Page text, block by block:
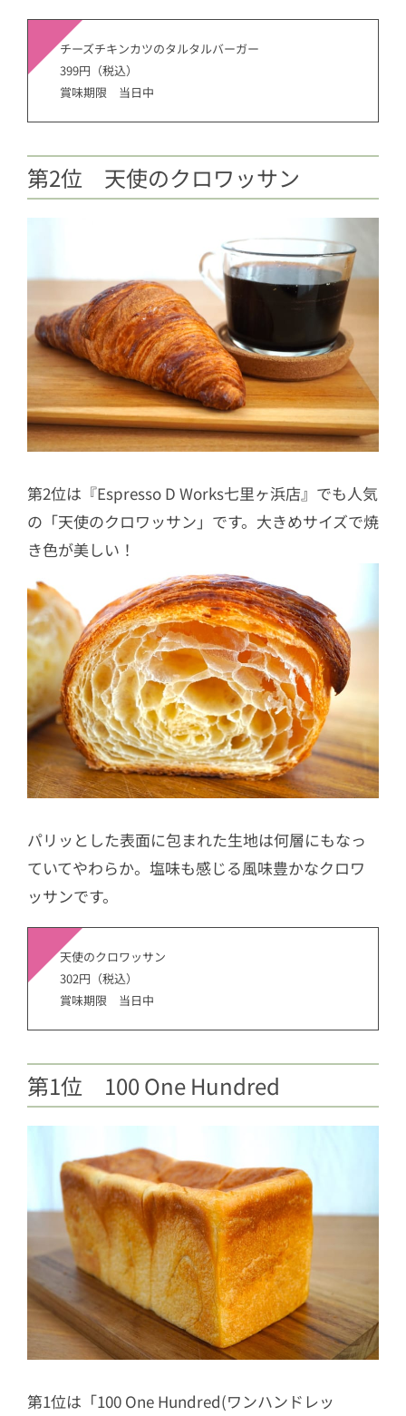
チーズチキンカツのタルタルバーガー
399円（税込）
賞味期限 当日中
第2位 天使のクロワッサン
第2位は『Espresso D Works七里ヶ浜店』でも人気
の「天使のクロワッサン」です。大きめサイズで焼
き色が美しい！
パリッとした表面に包まれた生地は何層にもなっ
ていてやわらか。塩味も感じる風味豊かなクロワ
ッサンです。
天使のクロワッサン
302円（税込）
賞味期限 当日中
第1位 100 One Hundred
第1位は「100 One Hundred(ワンハンドレッ